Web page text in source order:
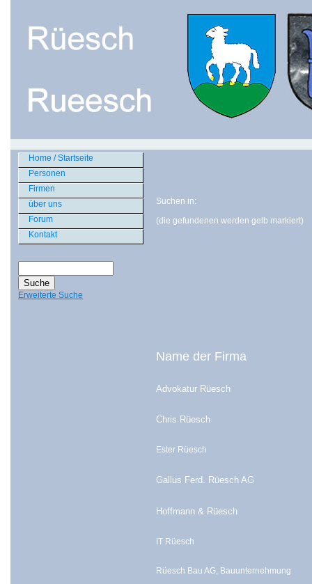
Home / Startseite
Personen
Firmen
über uns
Forum
Kontakt
Erweiterte Suche
Suchen in:
(die gefundenen werden gelb markiert)
Name der Firma
Advokatur Rüesch
Chris Rüesch
Ester Rüesch
Gallus Ferd. Rüesch AG
Hoffmann & Rüesch
IT Rüesch
Rüesch Bau AG, Bauunternehmung